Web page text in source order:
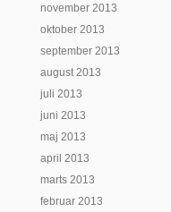
november 2013
oktober 2013
september 2013
august 2013
juli 2013
juni 2013
maj 2013
april 2013
marts 2013
februar 2013